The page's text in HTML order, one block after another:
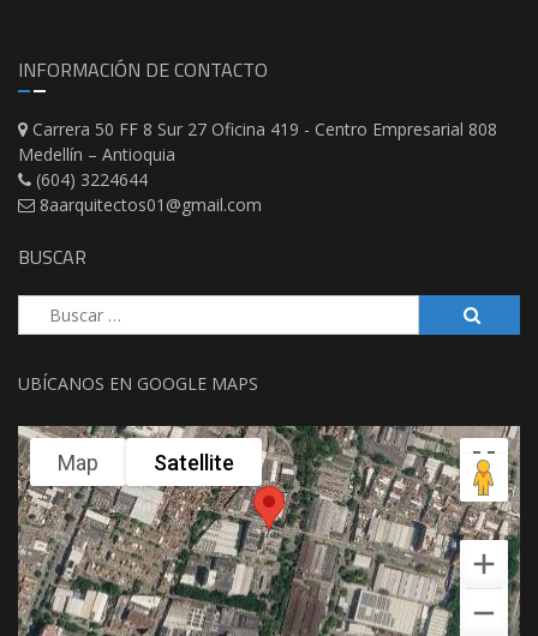
INFORMACIÓN DE CONTACTO
Carrera 50 FF 8 Sur 27 Oficina 419 - Centro Empresarial 808
Medellín – Antioquia
(604) 3224644
8aarquitectos01@gmail.com
BUSCAR
Buscar:
UBÍCANOS EN GOOGLE MAPS
Map Satellite